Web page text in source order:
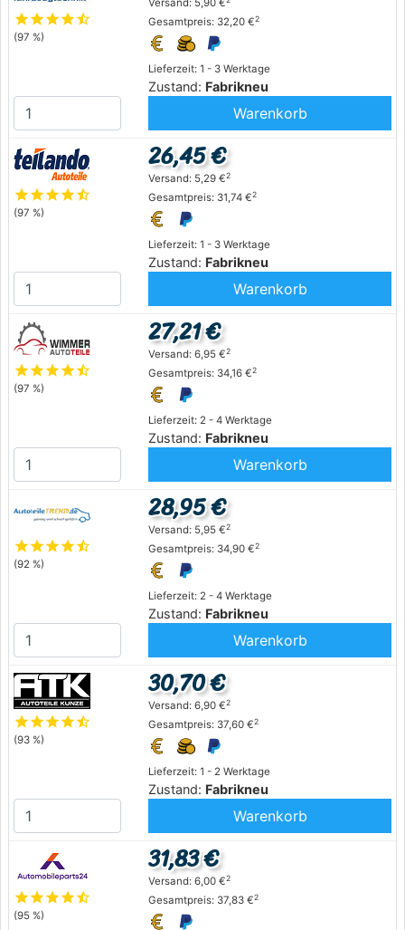
starstarstarstarstar_half
(97 %)
Lieferzeit: 1 - 3 Werktage
Zustand: Fabrikneu
Versand: 5,90 €
Gesamtpreis: 32,20 €2
Warenkorb
starstarstarstarstar_half
(97 %)
Lieferzeit: 1 - 3 Werktage
Zustand: Fabrikneu
26,45 €
Versand: 5,29 €2
Gesamtpreis: 31,74 €2
Warenkorb
starstarstarstarstar_half
(97 %)
Lieferzeit: 2 - 4 Werktage
Zustand: Fabrikneu
27,21 €
Versand: 6,95 €2
Gesamtpreis: 34,16 €2
Warenkorb
starstarstarstarstar_half
(92 %)
Lieferzeit: 2 - 4 Werktage
Zustand: Fabrikneu
28,95 €
Versand: 5,95 €2
Gesamtpreis: 34,90 €2
Warenkorb
starstarstarstarstar_half
(93 %)
Lieferzeit: 1 - 2 Werktage
Zustand: Fabrikneu
30,70 €
Versand: 6,90 €2
Gesamtpreis: 37,60 €2
Warenkorb
starstarstarstarstar_half
(95 %)
31,83 €
Versand: 6,00 €2
Gesamtpreis: 37,83 €2